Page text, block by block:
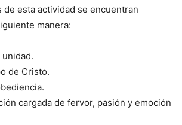
de esta actividad se encuentran
manera:
de Cristo.
cargada de fervor, pasión y emoción